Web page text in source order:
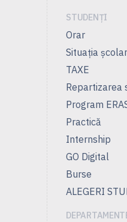
STUDENȚI
Orar
Situația
TAXE
Repartizarea
Program
Practică
Internship
GO Digital
Burse
ALEGERI